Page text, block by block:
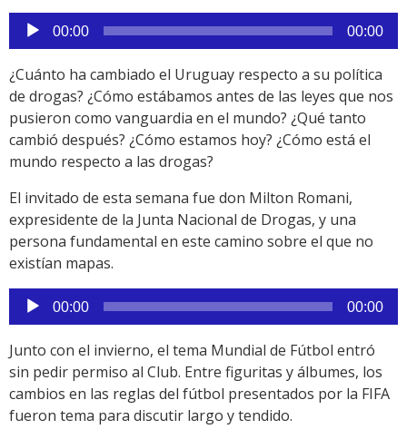
audio
Reproductor
de
audio
00:00 00:00
¿Cuánto ha cambiado el Uruguay respecto a su política
de drogas? ¿Cómo estábamos antes de las leyes que nos
pusieron como vanguardia en el mundo? ¿Qué tanto
cambió después? ¿Cómo estamos hoy? ¿Cómo está el
mundo respecto a las drogas?
El invitado de esta semana fue don Milton Romani,
expresidente de la Junta Nacional de Drogas, y una
persona fundamental en este camino sobre el que no
existían mapas.
Reproductor
de
audio
00:00 00:00
Junto con el invierno, el tema Mundial de Fútbol entró
sin pedir permiso al Club. Entre figuritas y álbumes, los
cambios en las reglas del fútbol presentados por la FIFA
fueron tema para discutir largo y tendido.